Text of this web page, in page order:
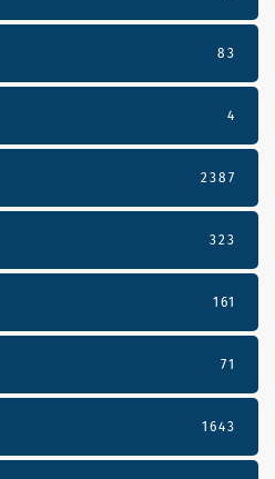
83
4
2387
323
161
71
1643